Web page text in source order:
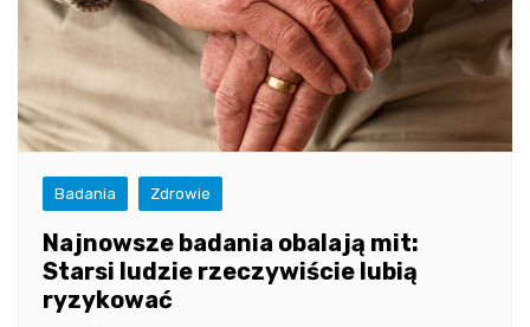
Badania Zdrowie
Najnowsze badania obalają mit:
Starsi ludzie rzeczywiście lubią
ryzykować